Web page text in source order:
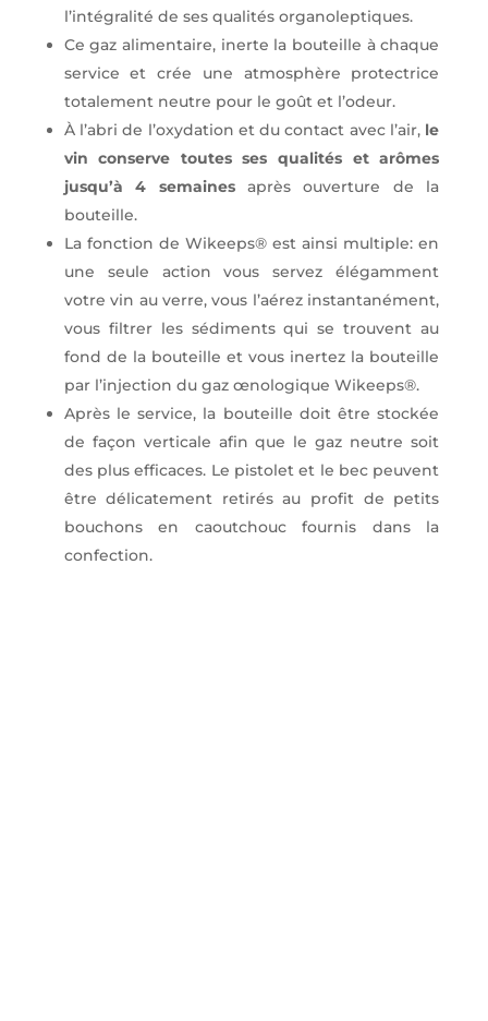
l’intégralité de ses qualités organoleptiques.
Ce gaz alimentaire, inerte la bouteille à chaque
service et crée une atmosphère protectrice
totalement neutre pour le goût et l’odeur.
À l’abri de l’oxydation et du contact avec l’air, le
vin conserve toutes ses qualités et arômes
jusqu’à 4 semainesaprès ouverture de la
bouteille.
La fonction de Wikeeps® est ainsi multiple: en
une seule action vous servez élégamment
votre vin au verre, vous l’aérez instantanément,
vous filtrer les sédiments qui se trouvent au
fond de la bouteille et vous inertez la bouteille
par l’injection du gaz œnologique Wikeeps®.
Après le service, la bouteille doit être stockée
de façon verticale afin que le gaz neutre soit
des plus efficaces. Le pistolet et le bec peuvent
être délicatement retirés au profit de petits
bouchons en caoutchouc fournis dans la
confection.